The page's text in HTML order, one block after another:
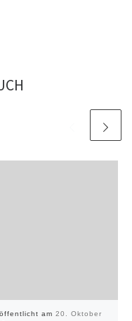
am 20. Oktober